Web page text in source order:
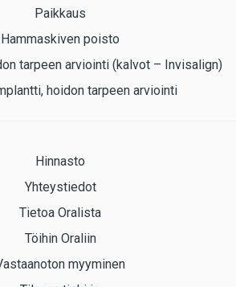
Paikkaus
Hammaskiven poisto
tarpeen arviointi (kalvot – Invisalign)
hoidon tarpeen arviointi
Hinnasto
Yhteystiedot
Tietoa Oralista
Töihin Oraliin
myyminen